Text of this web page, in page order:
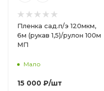
Пленка сад.п/э 120мкм,
6м (рукав 1,5)/рулон 100м
МП
Мало
15 000 ₽/шт